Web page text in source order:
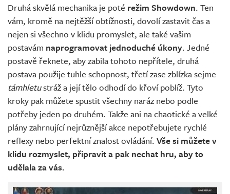
Druhá skvělá mechanika je poté režim Showdown. Ten
vám, kromě na nejtěžší obtížnosti, dovolí zastavit čas a
nejen si všechno v klidu promyslet, ale také vašim
postavám naprogramovat jednoduché úkony. Jedné
postavě řeknete, aby zabila tohoto nepřítele, druhá
postava použije tuhle schopnost, třetí zase zblízka sejme
támhletustráž a její tělo odhodí do křoví poblíž. Tyto
kroky pak můžete spustit všechny naráz nebo podle
potřeby jeden po druhém. Takže ani na chaotické a velké
plány zahrnující nejrůznější akce nepotřebujete rychlé
reflexy nebo perfektní znalost ovládání. Vše si můžete v
klidu rozmyslet, připravit a pak nechat hru, aby to
udělala za vás.